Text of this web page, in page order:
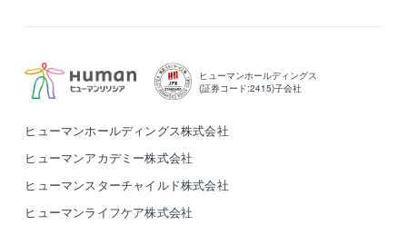
ヒューマンホールディングス
(証券コード:2415)子会社
ヒューマンホールディングス株式会社
ヒューマンアカデミー株式会社
ヒューマンスターチャイルド株式会社
ヒューマンライフケア株式会社